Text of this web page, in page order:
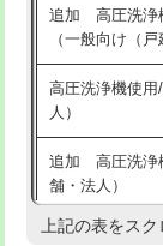
※給水管工事は
持込商品取付（
業）
排水管工事（
え）
追加 高圧洗浄
（一般向け（
高圧洗浄機使
人）
追加 高圧洗浄
舗・法人）
高度高圧洗浄換
上記の表をスク